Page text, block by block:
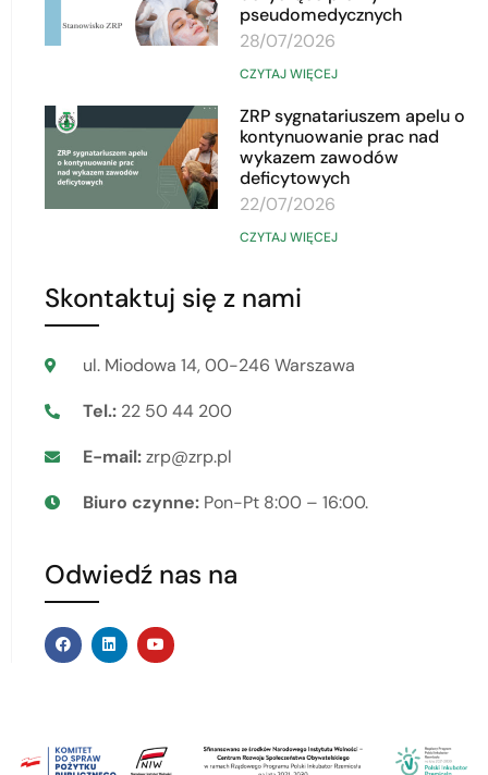
pseudomedycznych
28/07/2026
CZYTAJ WIĘCEJ
ZRP sygnatariuszem apelu o
kontynuowanie prac nad
wykazem zawodów
deficytowych
22/07/2026
CZYTAJ WIĘCEJ
Skontaktuj się z nami
ul. Miodowa 14, 00-246 Warszawa
Tel.:22 50 44 200
E-mail:zrp@zrp.pl
Biuro czynne:Pon-Pt 8:00 – 16:00.
Odwiedź nas na